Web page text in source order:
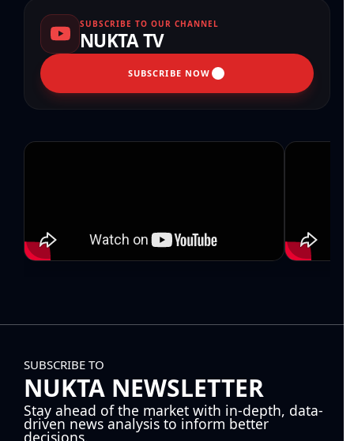
SUBSCRIBE TO OUR CHANNEL
NUKTA TV
SUBSCRIBE NOW
SUBSCRIBE TO
NUKTA NEWSLETTER
Stay ahead of the market with in-depth, data-
driven news analysis to inform better
decisions.